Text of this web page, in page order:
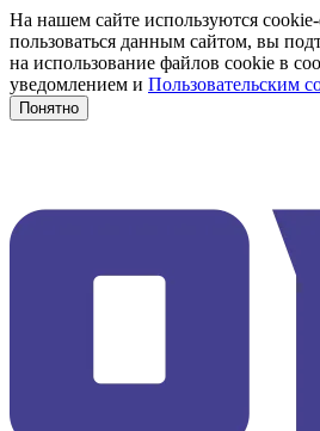
На нашем сайте используются
пользоваться данным сайтом, вы
на использование файлов cookie в
уведомлением и Пользовательским
Понятно